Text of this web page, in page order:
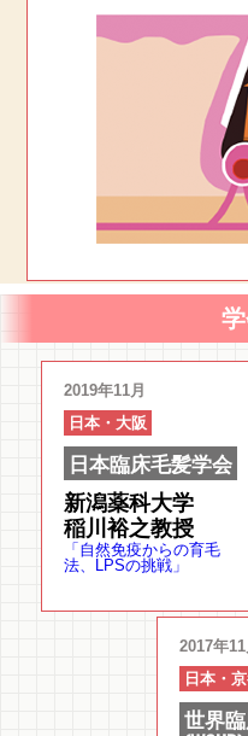
2019年11月
日本・大阪
日本臨床毛髪学会
新潟薬科大学
稲川裕之教授
「自然免疫からの育毛
法、LPSの挑戦」
2017年11
日本・
世界